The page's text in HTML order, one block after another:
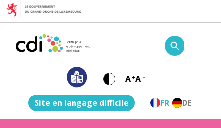
Skip to content
A+A -
Site en langage difficile FR DE